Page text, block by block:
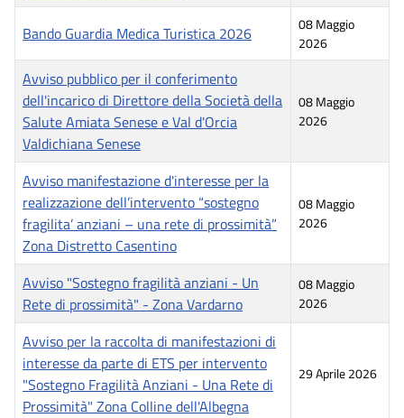
Bando Guardia Medica Turistica 2026
08 Maggio
2026
Avviso pubblico per il conferimento
dell'incarico di Direttore della Società della
Salute Amiata Senese e Val d'Orcia
Valdichiana Senese
08 Maggio
2026
Avviso manifestazione d'interesse per la
realizzazione dell’intervento “sostegno
fragilita’ anziani – una rete di prossimità”
Zona Distretto Casentino
08 Maggio
2026
Avviso "Sostegno fragilità anziani - Un
Rete di prossimità" - Zona Vardarno
08 Maggio
2026
Avviso per la raccolta di manifestazioni di
interesse da parte di ETS per intervento
"Sostegno Fragilità Anziani - Una Rete di
Prossimità" Zona Colline dell'Albegna
29 Aprile 2026